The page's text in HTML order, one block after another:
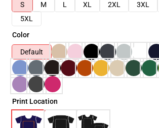
S
M L XL 2XL 3XL
5XL
Color
Default
Print Location